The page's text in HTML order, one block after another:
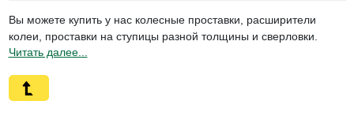
Вы можете купить у нас колесные проставки, расширители
колеи, проставки на ступицы разной толщины и сверловки.
на: